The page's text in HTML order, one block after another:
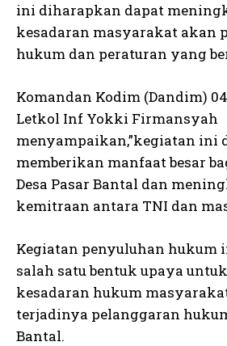
ini diharapkan dapat
kesadaran masyarakat akan
hukum dan peraturan yang
Komandan Kodim (Dandim)
Letkol Inf Yokki Firmansyah
menyampaikan,”kegiatan ini
memberikan manfaat besar
Desa Pasar Bantal dan
kemitraan antara TNI dan
Kegiatan penyuluhan hukum
salah satu bentuk upaya
kesadaran hukum
terjadinya pelanggaran
Bantal.